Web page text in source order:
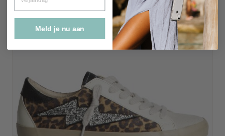
Meld je nu aan